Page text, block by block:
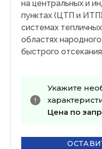
на центральных и
пунктах (ЦТП и
системах
областях
быстрого
Укажите
Цена по